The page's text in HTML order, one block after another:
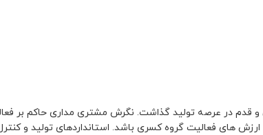
قدم در عرصه تولید گذاشت. نگرش مشتری مداری حاکم بر
های فعالیت گروه کسری باشد. استانداردهای تولید و